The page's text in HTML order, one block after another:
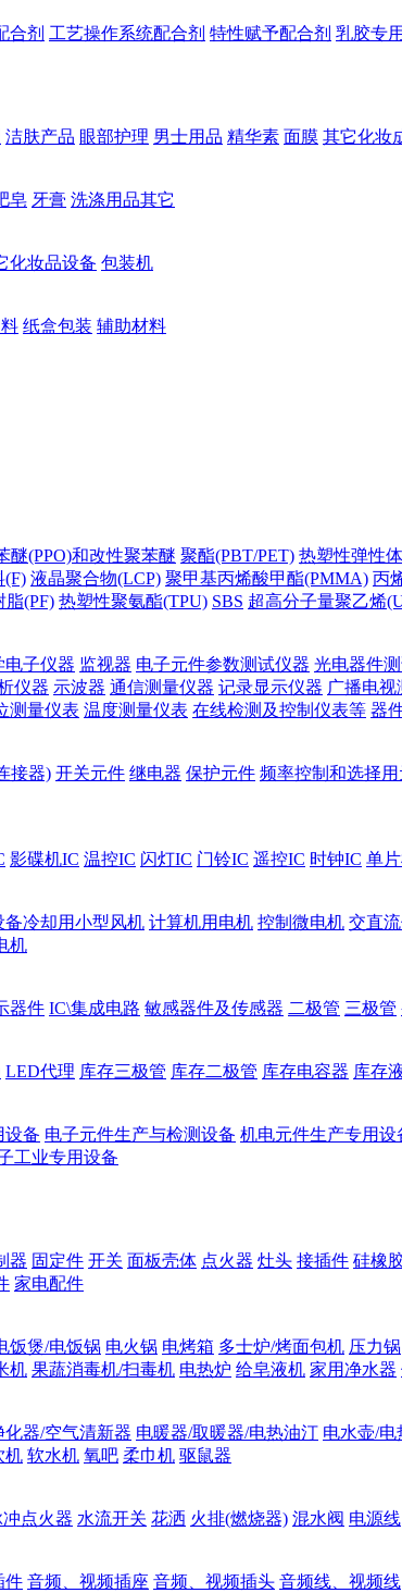
合剂 工艺操作系统配合剂 特性赋予配合剂 乳胶专
洁肤产品 眼部护理 男士用品 精华素 面膜 其它化妆
皂 牙膏 洗涤用品其它
化妆品设备 包装机
纸盒包装 辅助材料
醚(PPO)和改性聚苯醚 聚酯(PBT/PET) 热塑性弹性
(F) 液晶聚合物(LCP) 聚甲基丙烯酸甲酯(PMMA) 丙
脂(PF) 热塑性聚氨酯(TPU) SBS 超高分子量聚乙烯
电子仪器 监视器 电子元件参数测试仪器 光电器件
仪器 示波器 通信测量仪器 记录显示仪器 广播电视
测量仪表 温度测量仪表 在线检测及控制仪表等 器
接器) 开关元件 继电器 保护元件 频率控制和选择
影碟机IC 温控IC 闪灯IC 门铃IC 遥控IC 时钟IC 单
备冷却用小型风机 计算机用电机 控制微电机 交直
机
器件 IC\集成电路 敏感器件及传感器 二极管 三极管
LED代理 库存三极管 库存二极管 库存电容器 库存
设备 电子元件生产与检测设备 机电元件生产专用设
工业专用设备
器 固定件 开关 面板壳体 点火器 灶头 接插件 硅橡
家电配件
饭煲/电饭锅 电火锅 电烤箱 多士炉/烤面包机 压力锅
机 果蔬消毒机/扫毒机 电热炉 给皂液机 家用净水器
化器/空气清新器 电暖器/取暖器/电热油汀 电水壶/电
机 软水机 氧吧 柔巾机 驱鼠器
冲点火器 水流开关 花洒 火排(燃烧器) 混水阀 电源线
件 音频、视频插座 音频、视频插头 音频线、视频线